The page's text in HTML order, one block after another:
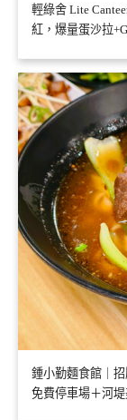
輕綠舍 Lite
紅，爆量蛋沙拉
鍾小勤麵食館｜
免費停車場＋河